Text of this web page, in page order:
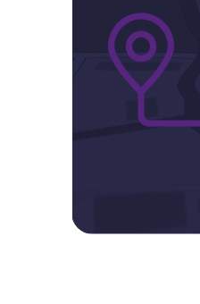
Saúde do Homem
Sobre o Labi